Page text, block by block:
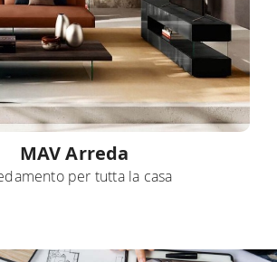
MAV Arreda
per tutta la casa